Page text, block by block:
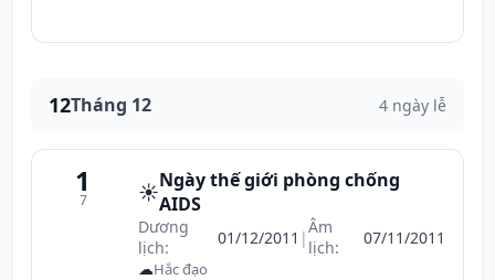
12Tháng 12 4 ngày lễ
1
7 ☀️Ngày thế giới phòng chống
AIDS
Dương
lịch:
01/12/2011 |Âm
lịch:
07/11/2011
☁Hắc đạo